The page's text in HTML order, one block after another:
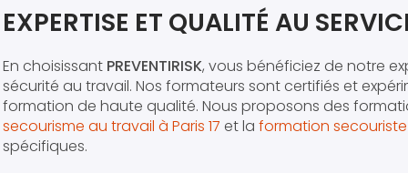
EXPERTISE ET QUALITÉ AU
En choisissant PREVENTIRISK, vous bénéficiez de notre
sécurité au travail. Nos formateurs sont certifiés et
formation de haute qualité. Nous proposons des
secourisme au travail à Paris 17 et la formation secouriste
spécifiques.